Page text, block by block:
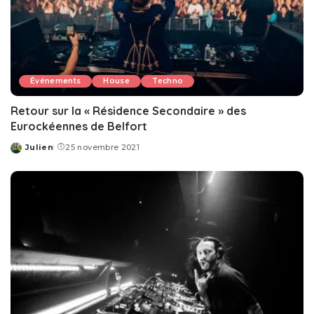
Événements House Techno
Retour sur la « Résidence Secondaire » des
Eurockéennes de Belfort
Posted
Julien 25 novembre 2021